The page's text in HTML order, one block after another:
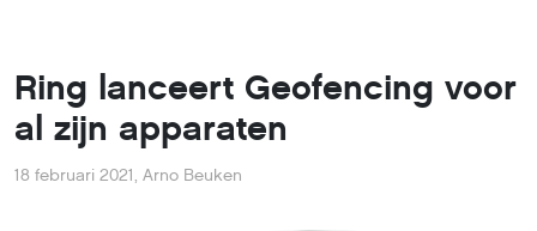
Ring lanceert Geofencing voor
al zijn apparaten
18 februari 2021, Arno Beuken